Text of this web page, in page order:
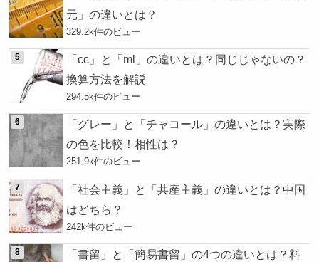
元」の違いとは？
329.2k件のビュー
「cc」と「ml」の違いとは？同じじゃないの？
換算方法を解説
294.5k件のビュー
「グレー」と「チャコール」の違いとは？実際
の色を比較！相性は？
251.9k件のビュー
「社会主義」と「共産主義」の違いとは？中国
はどちら？
242k件のビュー
「書留」と「簡易書留」の4つの違いとは？料